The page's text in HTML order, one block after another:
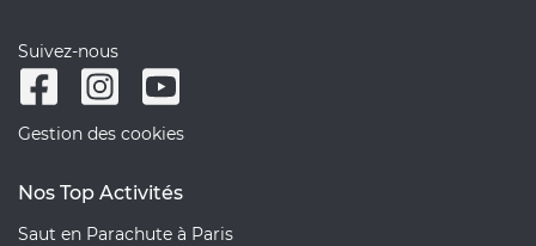
Suivez-nous
Gestion des cookies
Nos Top Activités
Saut en Parachute à Paris